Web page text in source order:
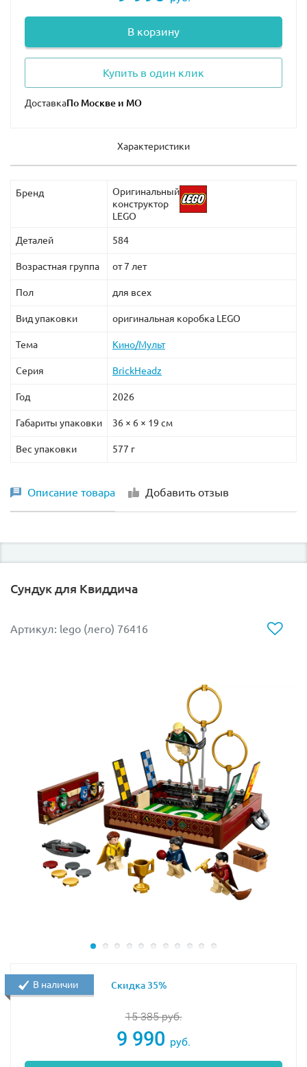
В корзину
Купить в один клик
Доставка
Характеристики
Бренд
Оригинальный
конструктор
LEGO
Деталей 584
Возрастная группа от 7 лет
Пол для всех
Вид упаковки оригинальная коробка LEGO
Тема Кино/Мульт
Серия BrickHeadz
Год 2026
Габариты упаковки 36 × 6 × 19 см
Вес упаковки 577 г
Описание товара Добавить отзыв
Сундук для Квиддича
Артикул: lego (лего) 76416
15 385руб.
9 990 руб.
В наличии Скидка 35%